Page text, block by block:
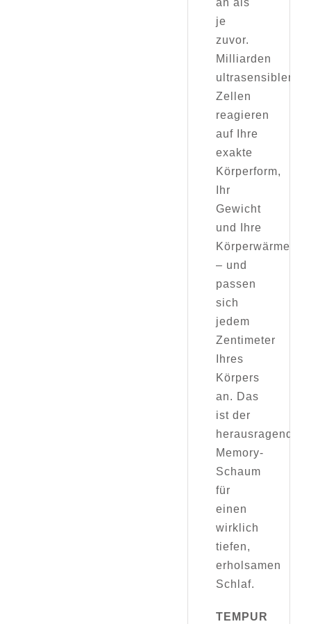
an als
je
zuvor.
Milliarden
ultrasensibler
Zellen
reagieren
auf Ihre
exakte
Körperform,
Ihr
Gewicht
und Ihre
Körperwärme
– und
passen
sich
jedem
Zentimeter
Ihres
Körpers
an. Das
ist der
herausragende
Memory-
Schaum
für
einen
wirklich
tiefen,
erholsamen
Schlaf.
TEMPUR